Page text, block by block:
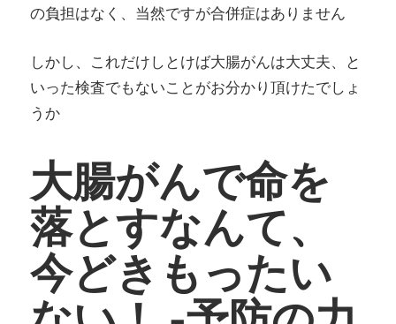
の負担はなく、当然ですが合併症はありません
しかし、これだけしとけば大腸がんは大丈夫、と
いった検査でもないことがお分かり頂けたでしょ
うか
大腸がんで命を
落とすなんて、
今どきもったい